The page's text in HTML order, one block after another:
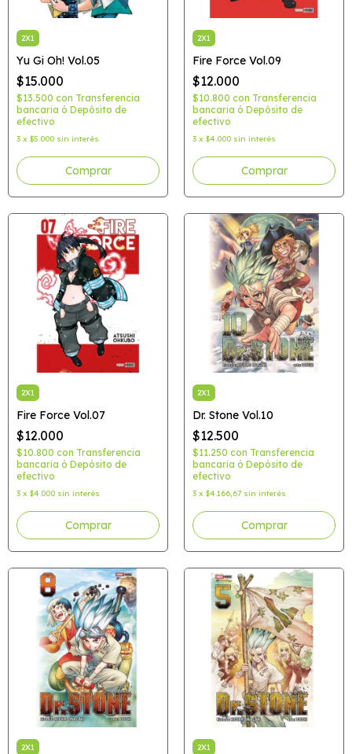
2X1
Yu Gi Oh! Vol.05
$15.000
$13.500 con Transferencia
bancaria ó Depósito de
efectivo
3 x $5.000 sin interés
2X1
Fire Force Vol.09
$12.000
$10.800 con Transferencia
bancaria ó Depósito de
efectivo
3 x $4.000 sin interés
2X1
Fire Force Vol.07
$12.000
$10.800 con Transferencia
bancaria ó Depósito de
efectivo
3 x $4.000 sin interés
2X1
Dr. Stone Vol.10
$12.500
$11.250 con Transferencia
bancaria ó Depósito de
efectivo
3 x $4.166,67 sin interés
2X1 2X1